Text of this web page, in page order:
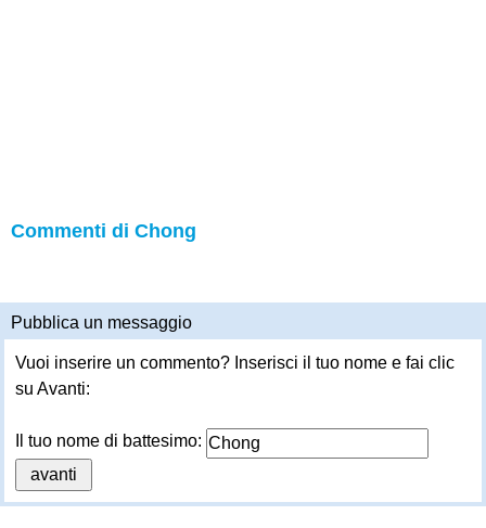
Commenti di Chong
Pubblica un messaggio
Vuoi inserire un commento? Inserisci il tuo nome e fai clic
su Avanti:
Il tuo nome di battesimo: